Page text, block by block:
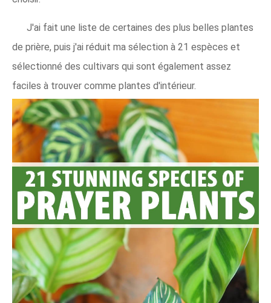
J'ai fait une liste de certaines des plus belles plantes
de prière, puis j'ai réduit ma sélection à 21 espèces et
sélectionné des cultivars qui sont également assez
faciles à trouver comme plantes d'intérieur.